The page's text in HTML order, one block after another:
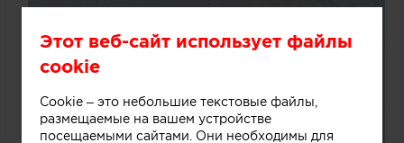
Этот веб-сайт использует файлы
cookie
Cookie – это небольшие текстовые файлы,
размещаемые на вашем устройстве
посещаемыми сайтами. Они необходимы для